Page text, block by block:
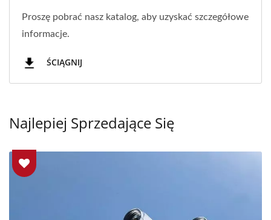
Proszę pobrać nasz katalog, aby uzyskać szczegółowe
informacje.
ŚCIĄGNIJ
Najlepiej Sprzedające Się